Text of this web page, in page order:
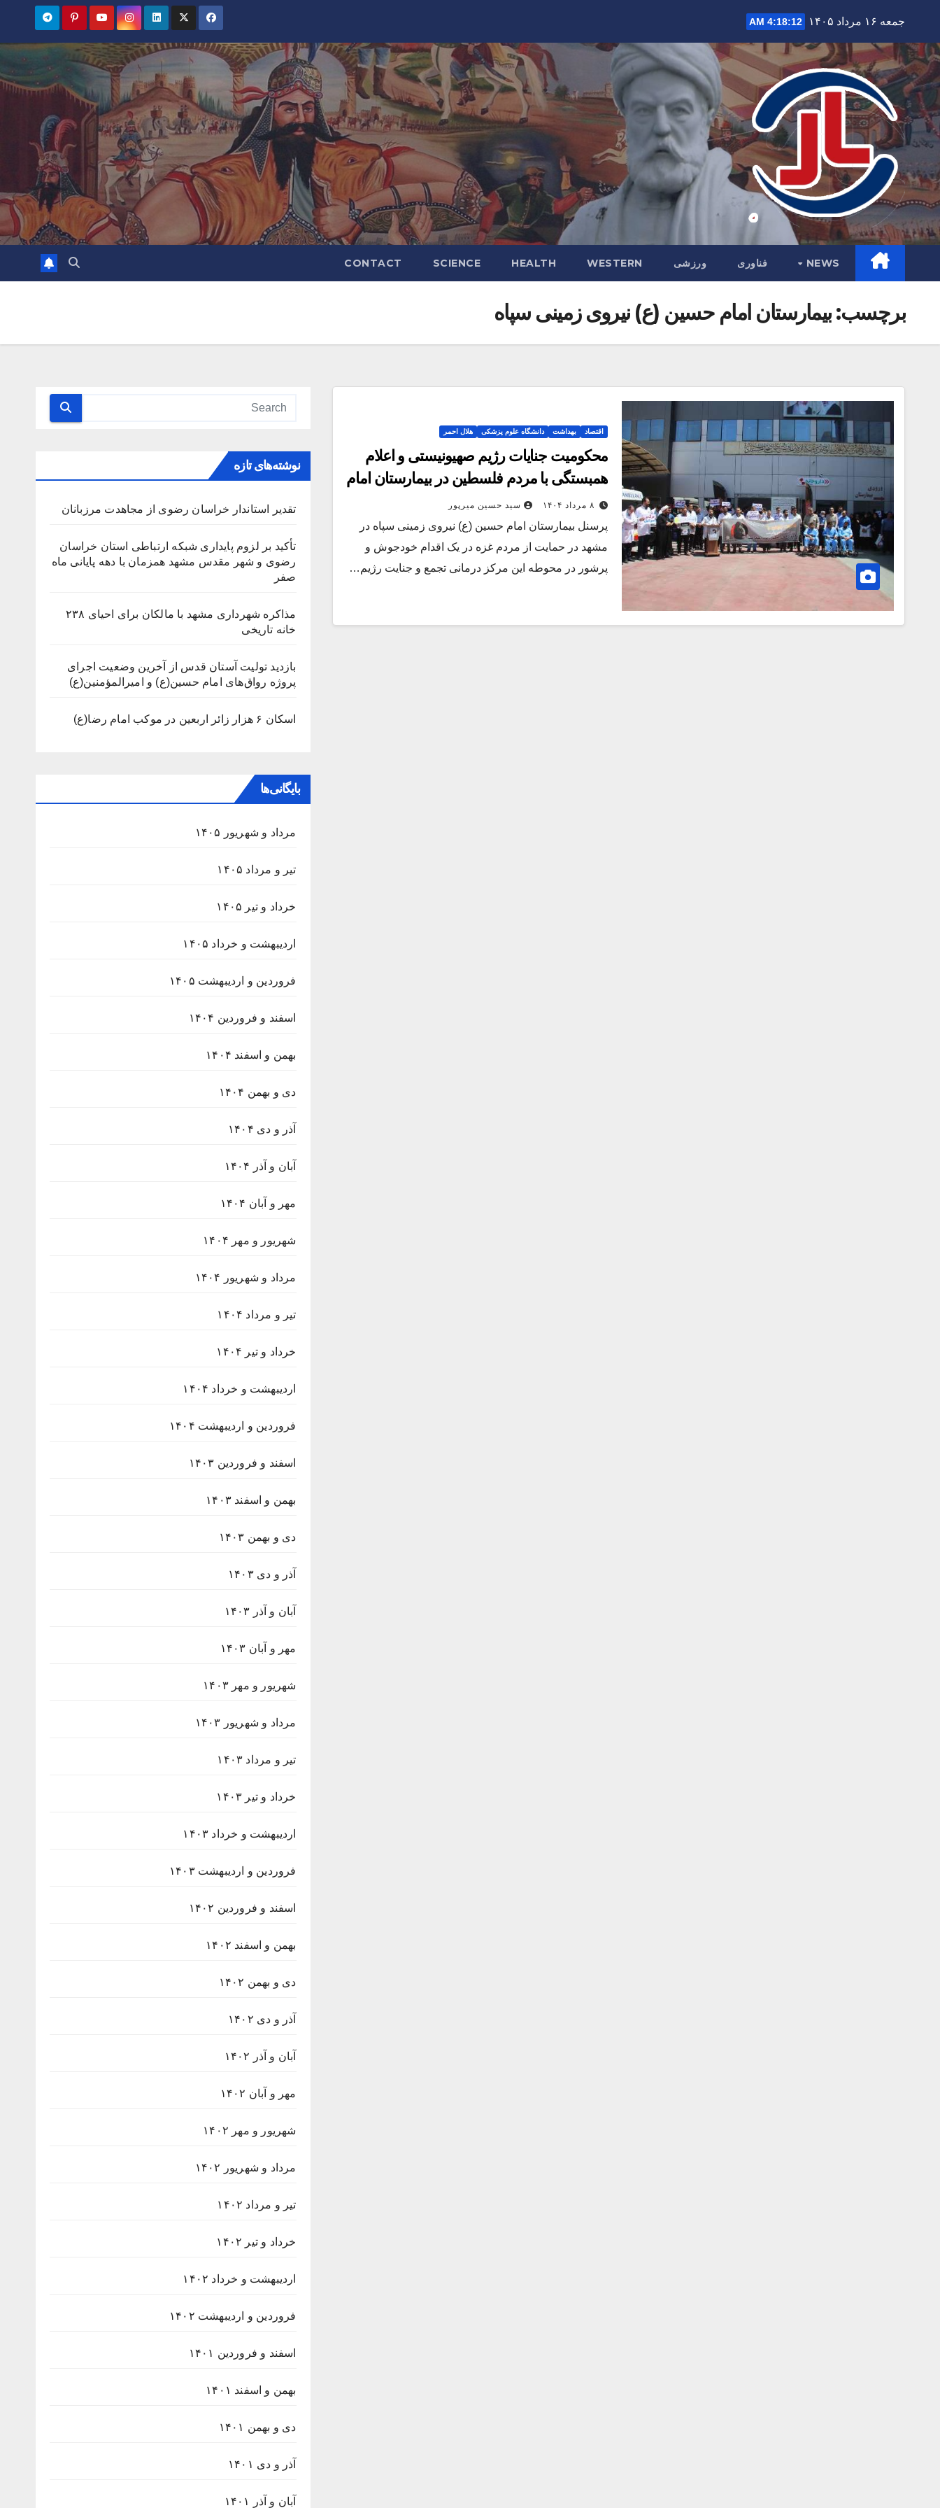
content
جمعه ۱۶ مرداد ۱۴۰۵ 4:18:13 AM
NEWS فناوری ورزشی WESTERN
HEALTH
SCIENCE
CONTACT
برچسب:بیمارستان امام حسین (ع) نیروی زمینی سپاه
اقتصاد بهداشت دانشگاه علوم پزشکی هلال احمر
محکومیت جنایات رژیم صهیونیستی و اعلام
همبستگی با مردم فلسطین در بیمارستان امام
حسین (ع)
۸ مرداد ۱۴۰۴ سید حسین میرپور
پرسنل بیمارستان امام حسین (ع) نیروی زمینی سپاه در
مشهد در حمایت از مردم غزه در یک اقدام خودجوش و
پرشور در محوطه این مرکز درمانی تجمع و جنایت رژیم…
نوشته‌های تازه
تقدیر استاندار خراسان رضوی از مجاهدت مرزبانان
تأکید بر لزوم پایداری شبکه ارتباطی استان خراسان
رضوی و شهر مقدس مشهد همزمان با دهه پایانی ماه
صفر
مذاکره شهرداری مشهد با مالکان برای احیای ۲۳۸
خانه تاریخی
بازدید تولیت آستان قدس از آخرین وضعیت اجرای
پروژه رواق‌های امام حسین(ع) و امیرالمؤمنین(ع)
اسکان ۶ هزار زائر اربعین در موکب امام رضا(ع)
بایگانی‌ها
مرداد و شهریور ۱۴۰۵
تیر و مرداد ۱۴۰۵
خرداد و تیر ۱۴۰۵
اردیبهشت و خرداد ۱۴۰۵
فروردین و اردیبهشت ۱۴۰۵
اسفند و فروردین ۱۴۰۴
بهمن و اسفند ۱۴۰۴
دی و بهمن ۱۴۰۴
آذر و دی ۱۴۰۴
آبان و آذر ۱۴۰۴
مهر و آبان ۱۴۰۴
شهریور و مهر ۱۴۰۴
مرداد و شهریور ۱۴۰۴
تیر و مرداد ۱۴۰۴
خرداد و تیر ۱۴۰۴
اردیبهشت و خرداد ۱۴۰۴
فروردین و اردیبهشت ۱۴۰۴
اسفند و فروردین ۱۴۰۳
بهمن و اسفند ۱۴۰۳
دی و بهمن ۱۴۰۳
آذر و دی ۱۴۰۳
آبان و آذر ۱۴۰۳
مهر و آبان ۱۴۰۳
شهریور و مهر ۱۴۰۳
مرداد و شهریور ۱۴۰۳
تیر و مرداد ۱۴۰۳
خرداد و تیر ۱۴۰۳
اردیبهشت و خرداد ۱۴۰۳
فروردین و اردیبهشت ۱۴۰۳
اسفند و فروردین ۱۴۰۲
بهمن و اسفند ۱۴۰۲
دی و بهمن ۱۴۰۲
آذر و دی ۱۴۰۲
آبان و آذر ۱۴۰۲
مهر و آبان ۱۴۰۲
شهریور و مهر ۱۴۰۲
مرداد و شهریور ۱۴۰۲
تیر و مرداد ۱۴۰۲
خرداد و تیر ۱۴۰۲
اردیبهشت و خرداد ۱۴۰۲
فروردین و اردیبهشت ۱۴۰۲
اسفند و فروردین ۱۴۰۱
بهمن و اسفند ۱۴۰۱
دی و بهمن ۱۴۰۱
آذر و دی ۱۴۰۱
آبان و آذر ۱۴۰۱